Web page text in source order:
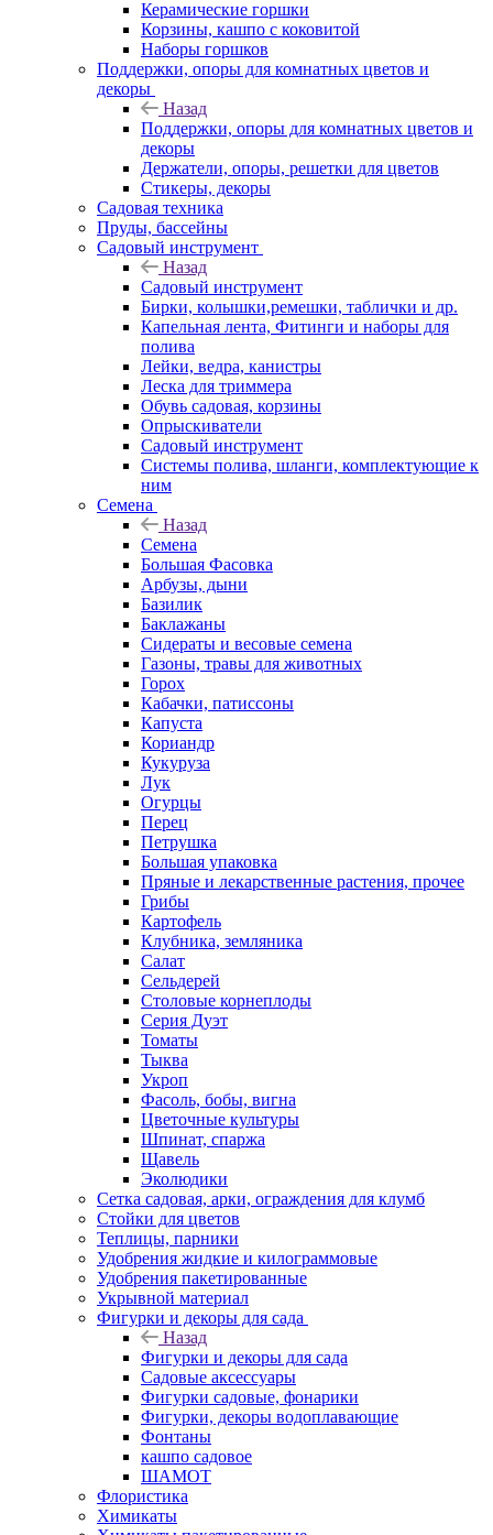
Керамические горшки
Корзины, кашпо с коковитой
Наборы горшков
Поддержки, опоры для комнатных цветов и
декоры
Назад
Поддержки, опоры для комнатных цветов и
декоры
Держатели, опоры, решетки для цветов
Стикеры, декоры
Садовая техника
Пруды, бассейны
Садовый инструмент
Назад
Садовый инструмент
Бирки, колышки,ремешки, таблички и др.
Капельная лента, Фитинги и наборы для
полива
Лейки, ведра, канистры
Леска для триммера
Обувь садовая, корзины
Опрыскиватели
Садовый инструмент
Системы полива, шланги, комплектующие к
ним
Семена
Назад
Семена
Большая Фасовка
Арбузы, дыни
Базилик
Баклажаны
Сидераты и весовые семена
Газоны, травы для животных
Горох
Кабачки, патиссоны
Капуста
Кориандр
Кукуруза
Лук
Огурцы
Перец
Петрушка
Большая упаковка
Пряные и лекарственные растения, прочее
Грибы
Картофель
Клубника, земляника
Салат
Сельдерей
Столовые корнеплоды
Серия Дуэт
Томаты
Тыква
Укроп
Фасоль, бобы, вигна
Цветочные культуры
Шпинат, спаржа
Щавель
Эколюдики
Сетка садовая, арки, ограждения для клумб
Стойки для цветов
Теплицы, парники
Удобрения жидкие и килограммовые
Удобрения пакетированные
Укрывной материал
Фигурки и декоры для сада
Назад
Фигурки и декоры для сада
Садовые аксессуары
Фигурки садовые, фонарики
Фигурки, декоры водоплавающие
Фонтаны
кашпо садовое
ШАМОТ
Флористика
Химикаты